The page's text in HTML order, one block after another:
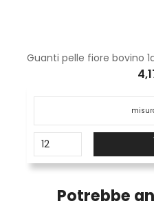
Potrebbe